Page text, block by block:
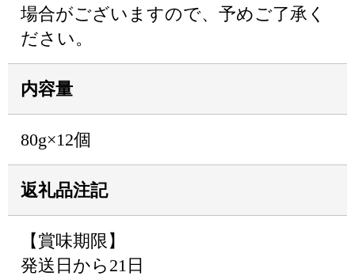
場合がございますので、予めご了承く
ださい。
内容量
80g×12個
返礼品注記
【賞味期限】
発送日から21日